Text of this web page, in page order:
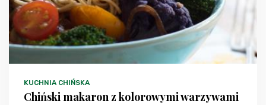
KUCHNIA CHIŃSKA
Chiński makaron z kolorowymi warzywami